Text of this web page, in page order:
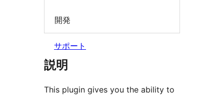
開発
サポート
説明
This plugin gives you the ability to